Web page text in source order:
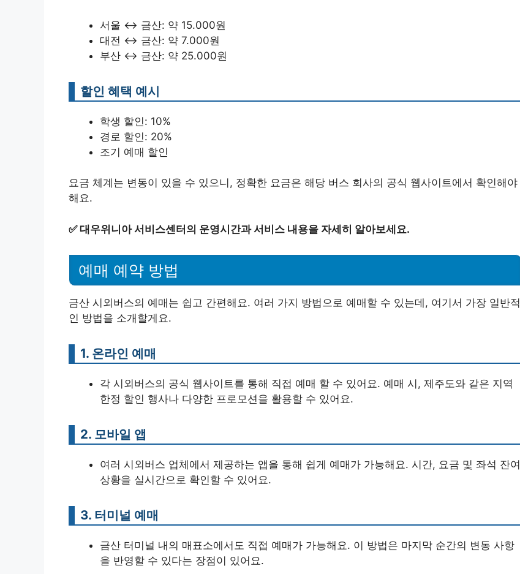
서울 ↔ 금산: 약 15.000원
대전 ↔ 금산: 약 7.000원
부산 ↔ 금산: 약 25.000원
할인 혜택 예시
학생 할인: 10%
경로 할인: 20%
조기 예매 할인
요금 체계는 변동이 있을 수 있으니, 정확한 요금은 해당 버스 회사의 공식 웹사이트에서 확인해야
해요.
✅대우위니아 서비스센터의 운영시간과 서비스 내용을 자세히 알아보세요.
예매 예약 방법
금산 시외버스의 예매는 쉽고 간편해요. 여러 가지 방법으로 예매할 수 있는데, 여기서 가장 일반적
인 방법을 소개할게요.
1. 온라인 예매
각 시외버스의 공식 웹사이트를 통해 직접 예매 할 수 있어요. 예매 시, 제주도와 같은 지역
한정 할인 행사나 다양한 프로모션을 활용할 수 있어요.
2. 모바일 앱
여러 시외버스 업체에서 제공하는 앱을 통해 쉽게 예매가 가능해요. 시간, 요금 및 좌석 잔여
상황을 실시간으로 확인할 수 있어요.
3. 터미널 예매
금산 터미널 내의 매표소에서도 직접 예매가 가능해요. 이 방법은 마지막 순간의 변동 사항
을 반영할 수 있다는 장점이 있어요.